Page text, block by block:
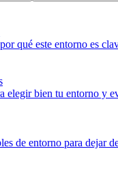
qué este entorno es
elegir bien tu entorno y
de entorno para dejar